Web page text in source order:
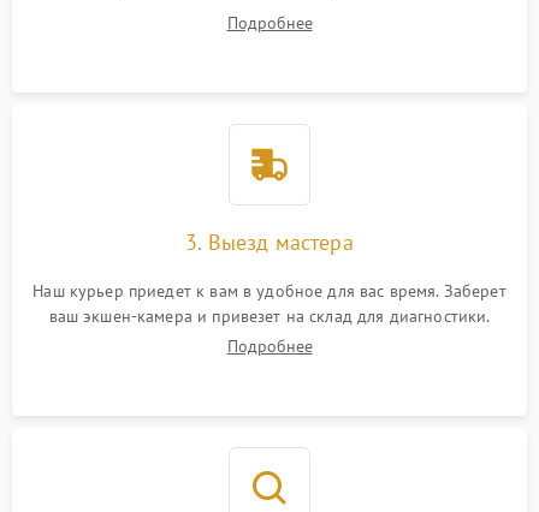
Подробнее
3. Выезд мастера
Наш курьер приедет к вам в удобное для вас время. Заберет
ваш экшен-камера и привезет на склад для диагностики.
Подробнее